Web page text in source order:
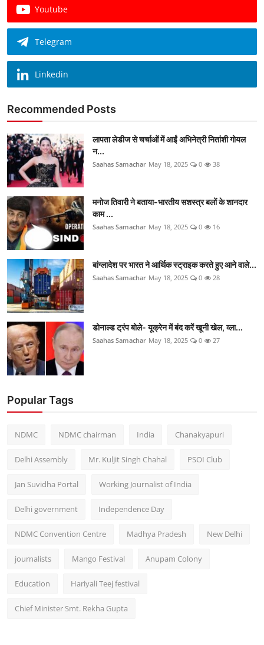
Youtube
Telegram
Linkedin
Recommended Posts
लापता लेडीज से चर्चाओं में आईं अभिनेत्री नितांशी गोयल
न...
Saahas Samachar May 18, 2025 0 38
मनोज तिवारी ने बताया-भारतीय सशस्त्र बलों के शानदार
काम ...
Saahas Samachar May 18, 2025 0 16
बांग्लादेश पर भारत ने आर्थिक स्ट्राइक करते हुए आने वाले...
Saahas Samachar May 18, 2025 0 28
डोनाल्ड ट्रंप बोले- यूक्रेन में बंद करें खूनी खेल, व्ला...
Saahas Samachar May 18, 2025 0 27
Popular Tags
NDMC NDMC chairman India Chanakyapuri
Delhi Assembly Mr. Kuljit Singh Chahal PSOI Club
Jan Suvidha Portal Working Journalist of India
Delhi government Independence Day
NDMC Convention Centre Madhya Pradesh New Delhi
journalists Mango Festival Anupam Colony
Education Hariyali Teej festival
Chief Minister Smt. Rekha Gupta